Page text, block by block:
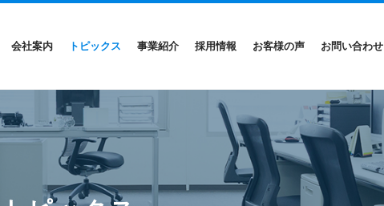
会社案内 トピックス 事業紹介 採用情報 お客様の声 お問い合わせ